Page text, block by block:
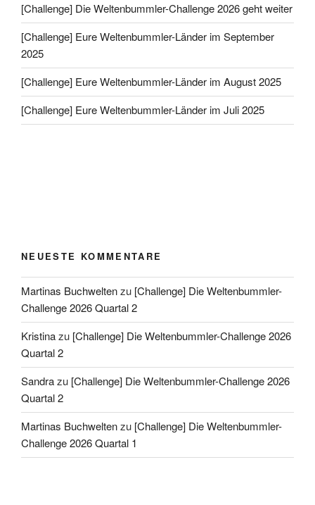
[Challenge] Die Weltenbummler-Challenge 2026 geht weiter
[Challenge] Eure Weltenbummler-Länder im September
2025
[Challenge] Eure Weltenbummler-Länder im August 2025
[Challenge] Eure Weltenbummler-Länder im Juli 2025
NEUESTE KOMMENTARE
Martinas Buchweltenzu [Challenge] Die Weltenbummler-
Challenge 2026 Quartal 2
Kristinazu [Challenge] Die Weltenbummler-Challenge 2026
Quartal 2
Sandrazu [Challenge] Die Weltenbummler-Challenge 2026
Quartal 2
Martinas Buchweltenzu [Challenge] Die Weltenbummler-
Challenge 2026 Quartal 1